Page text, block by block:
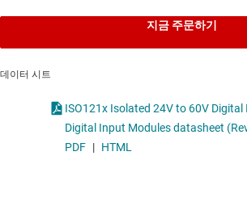
지금 주문하기
데이터 시트
ISO121x Isolated 24V to 60V
Digital Input Modules datasheet
PDF | HTML